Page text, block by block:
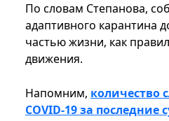
По словам Степанова,
адаптивного карантина
частью жизни, как
движения.
Напомним, количество
COVID-19 за последние